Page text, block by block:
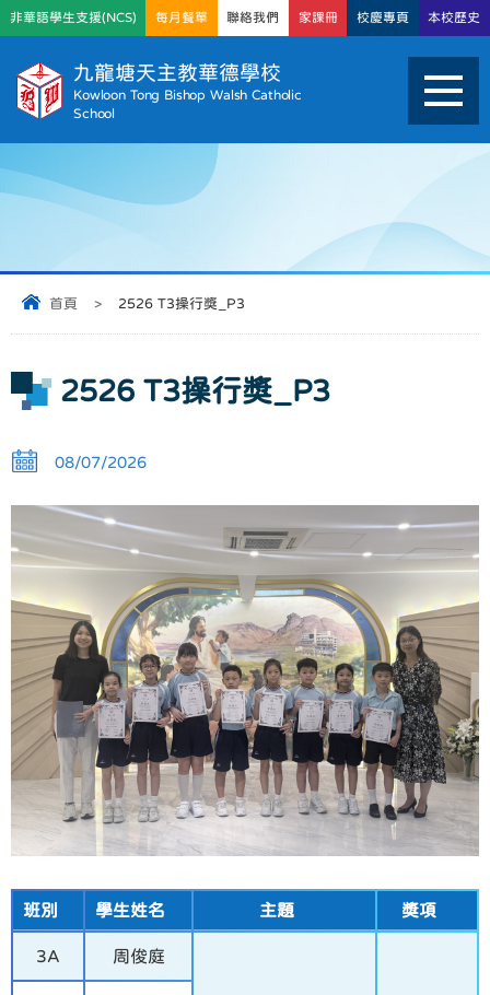
九龍塘天主教華德學校
Kowloon Tong Bishop Walsh Catholic
School
非華語學生支援(NCS) 每月餐單 聯絡我們 家課冊 校慶專頁 本校歷史
首頁 > 2526 T3操行獎_P3
2526 T3操行獎_P3
08/07/2026
班別 學生姓名 主題 獎項
3A 周俊庭